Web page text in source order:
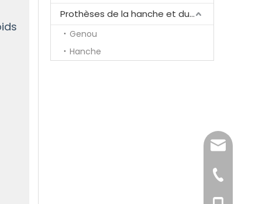
Prothèses de la hanche et du genou
Genou
Hanche
+86-519-